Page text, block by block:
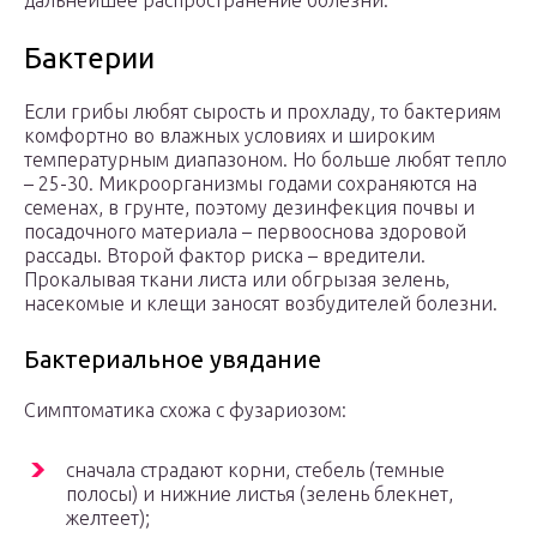
Бактерии
Если грибы любят сырость и прохладу, то бактериям
комфортно во влажных условиях и широким
температурным диапазоном. Но больше любят тепло
– 25-30. Микроорганизмы годами сохраняются на
семенах, в грунте, поэтому дезинфекция почвы и
посадочного материала – первооснова здоровой
рассады. Второй фактор риска – вредители.
Прокалывая ткани листа или обгрызая зелень,
насекомые и клещи заносят возбудителей болезни.
Бактериальное увядание
Симптоматика схожа с фузариозом:
сначала страдают корни, стебель (темные
полосы) и нижние листья (зелень блекнет,
желтеет);